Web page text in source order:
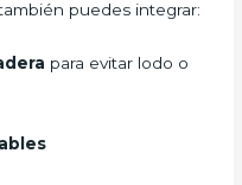
puedes integrar:
para evitar lodo o